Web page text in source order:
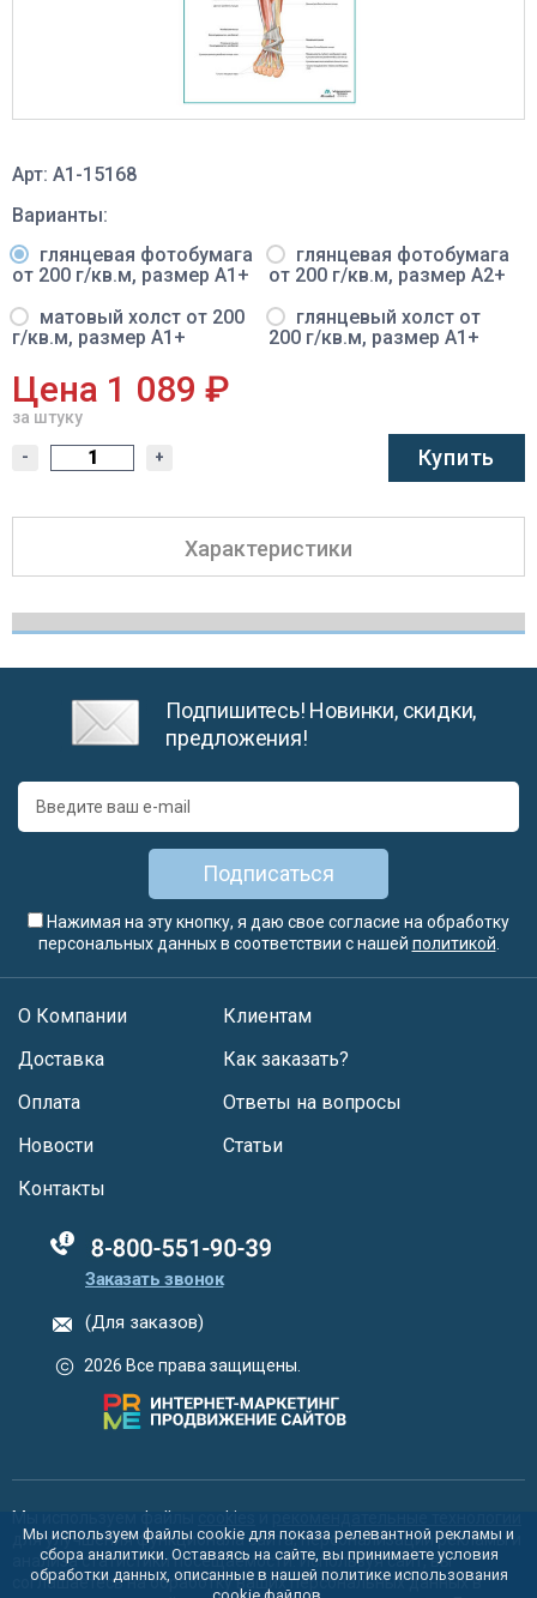
Арт: A1-15168
Варианты:
глянцевая фотобумага
от 200 г/кв.м, размер A1+
глянцевая фотобумага
от 200 г/кв.м, размер A2+
матовый холст от 200
г/кв.м, размер A1+
глянцевый холст от
200 г/кв.м, размер A1+
Цена 1 089 ₽
за штуку
- + Купить
Характеристики
Подпишитесь! Новинки, скидки,
предложения!
Подписаться
Нажимая на эту кнопку, я даю свое согласие на обработку
персональных данных в соответствии с нашей политикой
О Компании
Доставка
Оплата
Новости
Клиентам
Как заказать?
Ответы на вопросы
Статьи
Контакты
88005555550
Заказать звонок
(Для заказов)
2026 Все права защищены.
Мы используем файлы cookies
для улучшения функционала сайта, персонализации рекламы и
анализа статистики посещаемости. Используя сайт, вы
соглашаетесь на обработку ваших персональных данных в
Мы используем файлы cookie для показа релевантной рекламы и
сбора аналитики. Оставаясь на сайте, вы принимаете условия
обработки данных, описанные в нашей политике использования